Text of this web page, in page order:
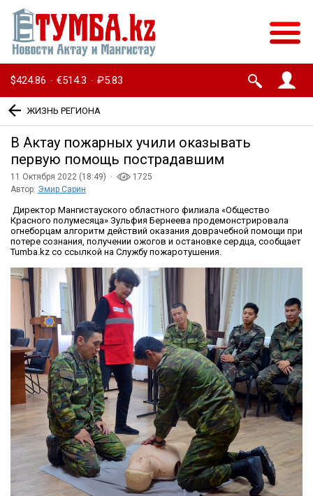
$424.86 · €514.3 · ₽5.83
ЖИЗНЬ РЕГИОНА
В Актау пожарных учили оказывать
первую помощь пострадавшим
11 Октября 2022 (18:49) ·
1725
Автор: Эмир Сарин
Директор Мангистауского областного филиала «Общество
Красного полумесяца» Зульфия Бернеева продемонстрировала
огнеборцам алгоритм действий оказания доврачебной помощи при
потере сознания, получении ожогов и остановке сердца, сообщает
Tumba.kz со ссылкой на Службу пожаротушения.